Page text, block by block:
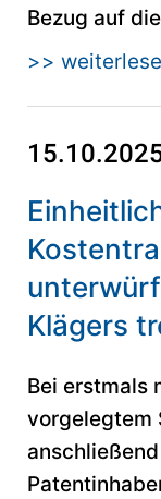
Bezug auf
>>
Klägers
Bei erstmals
vorgelegtem